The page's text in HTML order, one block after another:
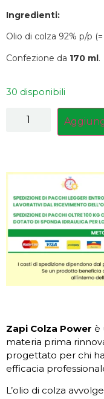
Ingredienti:
Olio di colza 92% p/p
Confezione da 170 ml.
30 disponibili
Zapi Colza Power è
materia prima
progettato per chi
efficacia
L’olio di colza